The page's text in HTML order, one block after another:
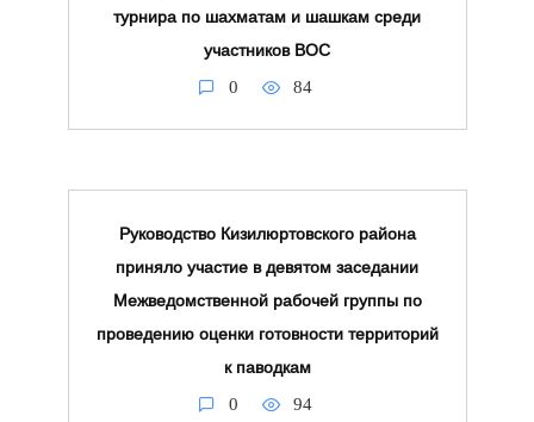
турнира по шахматам и шашкам среди
участников ВОС
0 84
Руководство Кизилюртовского района
приняло участие в девятом заседании
Межведомственной рабочей группы по
проведению оценки готовности территорий
к паводкам
0 94